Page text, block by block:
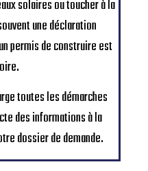
solaires ou toucher à la
une déclaration
permis de construire est
toutes les démarches
des informations à la
dossier de demande.